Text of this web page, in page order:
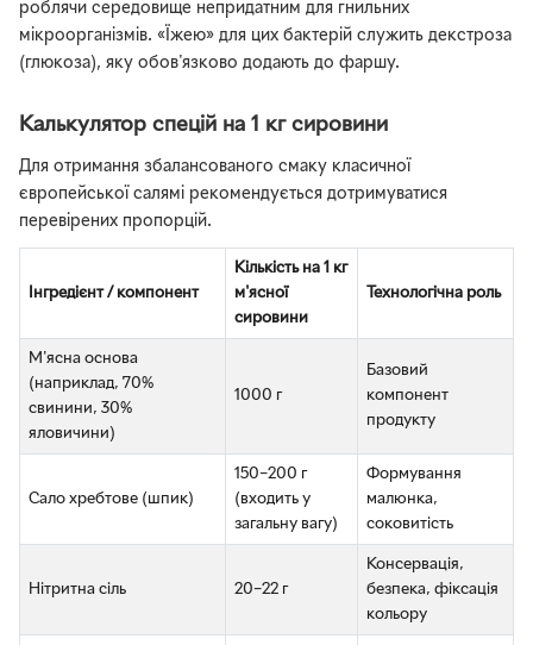
роблячи середовище непридатним для гнильних
мікроорганізмів. «Їжею» для цих бактерій служить декстроза
(глюкоза), яку обов'язково додають до фаршу.
Калькулятор спецій на 1 кг сировини
Для отримання збалансованого смаку класичної
європейської салямі рекомендується дотримуватися
перевірених пропорцій.
Інгредієнт / компонент
Кількість на 1 кг
м'ясної
сировини
Технологічна роль
М'ясна основа
(наприклад, 70%
свинини, 30%
яловичини)
1000 г
Базовий
компонент
продукту
Сало хребтове (шпик)
150–200 г
(входить у
загальну вагу)
Формування
малюнка,
соковитість
Нітритна сіль 20–22 г
Консервація,
безпека, фіксація
кольору